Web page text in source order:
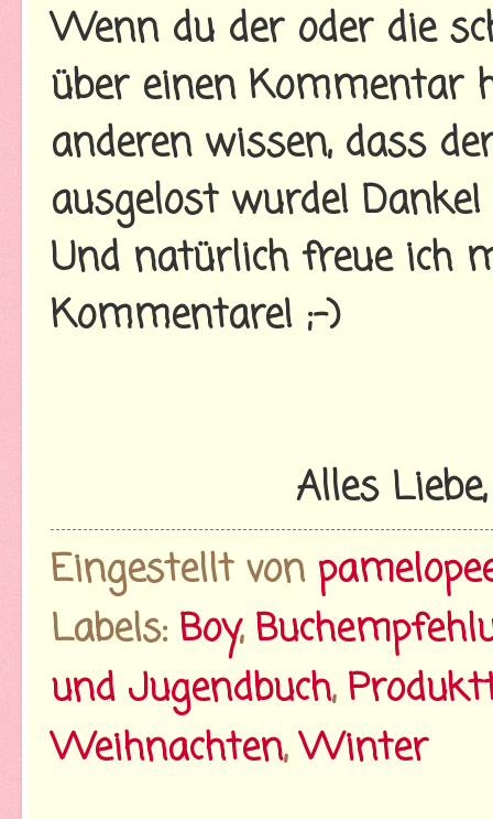
Wenn du der oder die
über einen Kommentar
anderen wissen, dass
ausgelost wurde! Danke!
Und natürlich freue ich
Kommentare! ;-)
Alles
Eingestellt von
Labels: Boy,
und Jugendbuch,
Weihnachten,Winter